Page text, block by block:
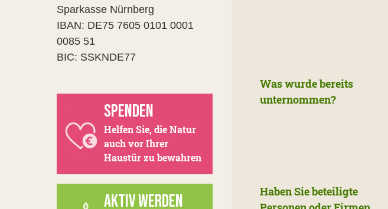
Was wurde bereits
unternommen?
Haben Sie beteiligte
Sparkasse Nürnberg
IBAN: DE75 7605 0101 0001
0085 51
BIC: SSKNDE77
SPENDEN
Helfen Sie, die Natur
auch vor Ihrer
Haustür zu bewahren
AKTIV WERDEN